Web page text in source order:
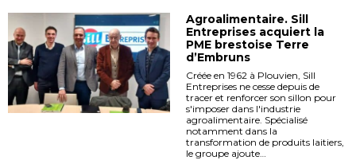
Agroalimentaire. Sill
Entreprises acquiert la
PME brestoise Terre
d’Embruns
Créée en 1962 à Plouvien, Sill
Entreprises ne cesse depuis de
tracer et renforcer son sillon pour
s'imposer dans l'industrie
agroalimentaire. Spécialisé
notamment dans la
transformation de produits laitiers,
le groupe ajoute…